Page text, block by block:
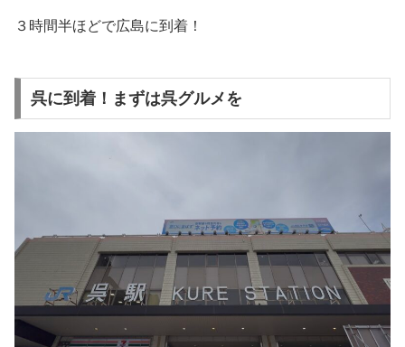
３時間半ほどで広島に到着！
呉に到着！まずは呉グルメを